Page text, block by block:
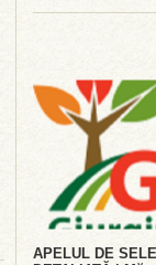
APELUL DE